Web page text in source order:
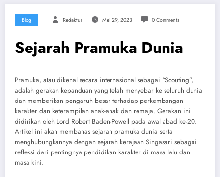
Blog Redaktur Mei 29, 2023 0 Comments
Sejarah Pramuka Dunia
Pramuka, atau dikenal secara internasional sebagai “Scouting”,
adalah gerakan kepanduan yang telah menyebar ke seluruh dunia
dan memberikan pengaruh besar terhadap perkembangan
karakter dan keterampilan anak-anak dan remaja. Gerakan ini
didirikan oleh Lord Robert Baden-Powell pada awal abad ke-20.
Artikel ini akan membahas sejarah pramuka dunia serta
menghubungkannya dengan sejarah kerajaan Singasari sebagai
refleksi dari pentingnya pendidikan karakter di masa lalu dan
masa kini.